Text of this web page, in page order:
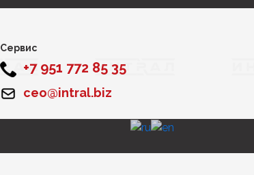
Сервис
+7 951 772 85 35
ceo@intral.biz